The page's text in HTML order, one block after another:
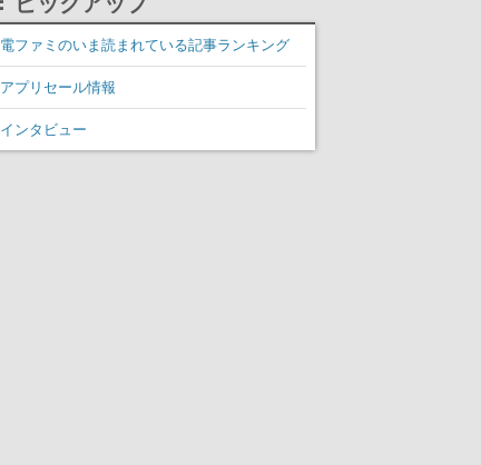
ー、デザイナーなど全職
種で募集
電ファミのいま読まれている記事ランキング
アプリセール情報
インタビュー